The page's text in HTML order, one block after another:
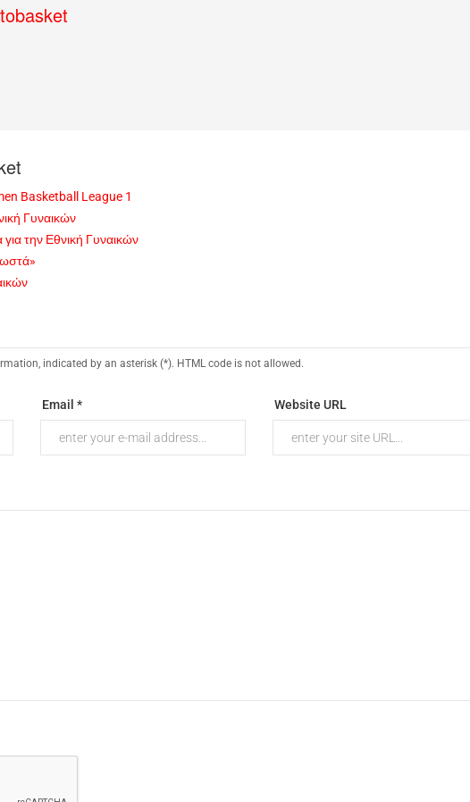
Basketball League 1
Γυναικών
την Εθνική Γυναικών
indicated by an asterisk (*). HTML code is not allowed.
Email * Website URL